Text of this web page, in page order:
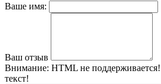
Ваше имя:
Ваш отзыв
Внимание: HTML не
текст!